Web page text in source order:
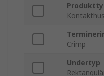
Kontakthus
Crimp
Undertyp